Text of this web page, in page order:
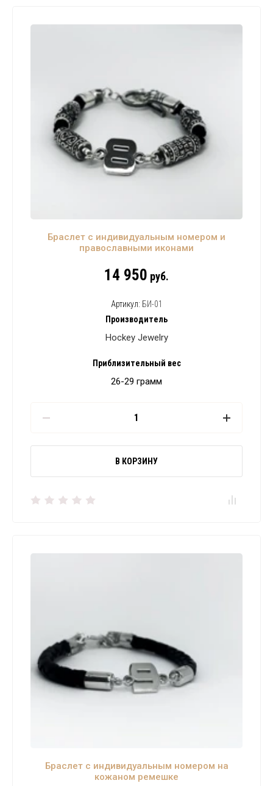
Браслет с индивидуальным номером и
православными иконами
14 950 руб.
Артикул: БИ-01
Производитель
Hockey Jewelry
Приблизительный вес
26-29 грамм
В КОРЗИНУ
Браслет с индивидуальным номером на
кожаном ремешке